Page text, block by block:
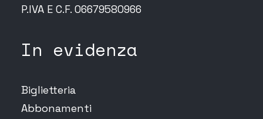
P.IVA E C.F. 06679580966
In evidenza
Biglietteria
Abbonamenti